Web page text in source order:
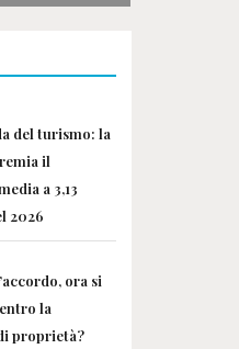
del turismo: la
il
a 3,13
2026
ora si
la
proprietà?